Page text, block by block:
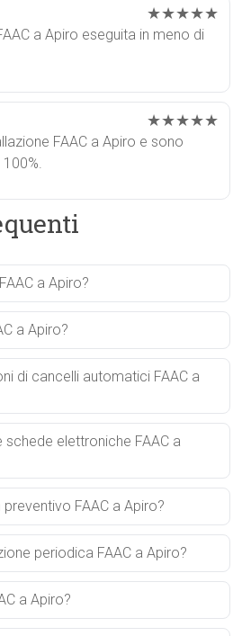
★★★★★
a Apiro eseguita in meno di
★★★★★
FAAC a Apiro e sono
a Apiro?
a Apiro?
di cancelli automatici FAAC a
elettroniche FAAC a
FAAC a Apiro?
periodica FAAC a Apiro?
a Apiro?